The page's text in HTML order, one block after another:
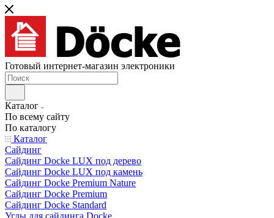
Готовый интернет-магазин электроники
Каталог
По всему сайту
По каталогу
Каталог
Сайдинг
Сайдинг Docke LUX под дерево
Сайдинг Docke LUX под камень
Сайдинг Docke Premium Nature
Сайдинг Docke Premium
Сайдинг Docke Standard
Углы для сайдинга Docke